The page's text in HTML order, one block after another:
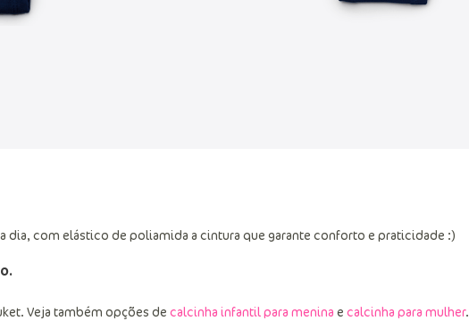
dia, com elástico de poliamida a cintura que garante conforto e praticidade :)
Veja também opções de calcinha infantil para menina e calcinha para mulher.